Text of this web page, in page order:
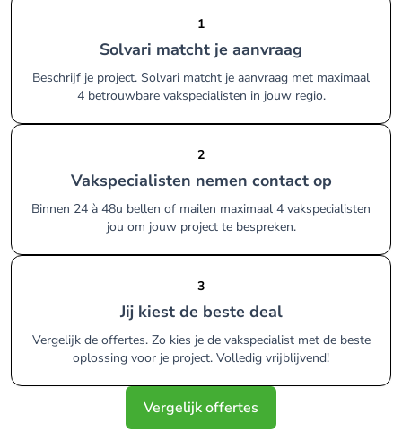
1
Solvari matcht je aanvraag
Beschrijf je project. Solvari matcht je aanvraag met maximaal
4 betrouwbare vakspecialisten in jouw regio.
2
Vakspecialisten nemen contact op
Binnen 24 à 48u bellen of mailen maximaal 4 vakspecialisten
jou om jouw project te bespreken.
3
Jij kiest de beste deal
Vergelijk de offertes. Zo kies je de vakspecialist met de beste
oplossing voor je project. Volledig vrijblijvend!
Vergelijk offertes